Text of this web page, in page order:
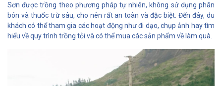
Sơn được trồng theo phương pháp tự nhiên, không sử dụng phân
bón và thuốc trừ sâu, cho nên rất an toàn và đặc biệt. Đến đây, du
khách có thể tham gia các hoạt động như đi dạo, chụp ảnh hay tìm
hiểu về quy trình trồng tỏi và có thể mua các sản phẩm về làm quà.